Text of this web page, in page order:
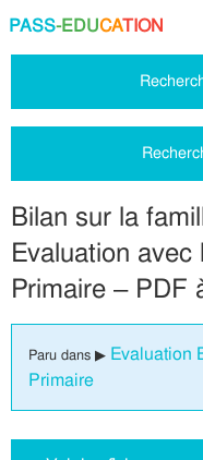
PASS-EDUCATION
Bilan sur la
Evaluation
Primaire – PDF
Paru dans ▶ Evaluation
Primaire